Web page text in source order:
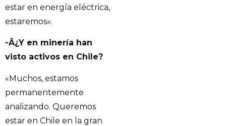
estar en energía eléctrica,
estaremos».
-Â¿Y en minería han
visto activos en Chile?
«Muchos, estamos
permanentemente
analizando. Queremos
estar en Chile en la gran